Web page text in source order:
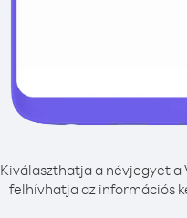
Kiválaszthatja a névjegyet a
felhívhatja az információs